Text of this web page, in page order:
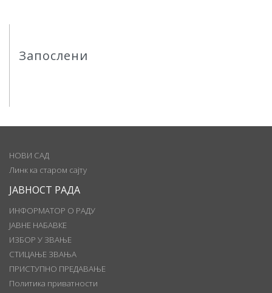
Запослени
НОВИ САД
Линк ка старом сајту
ЈАВНОСТ РАДА
ИНФОРМАТОР О РАДУ
ЈАВНЕ НАБАВКЕ
ИЗБОР У ЗВАЊЕ
СТИЦАЊЕ ЗВАЊА
ПРИСТУПНО ПРЕДАВАЊЕ
Политика приватности